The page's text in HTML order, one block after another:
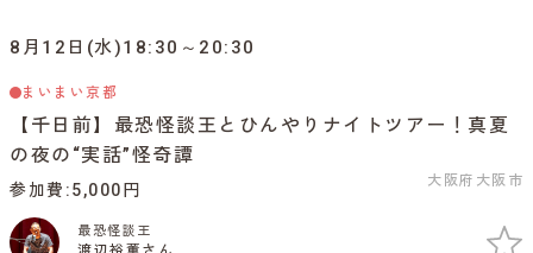
8月12日(水)18:30～20:30
まいまい京都
【千日前】最恐怪談王とひんやりナイトツアー！真夏
の夜の“実話”怪奇譚
大阪府大阪市
参加費 5,000円
最恐怪談王